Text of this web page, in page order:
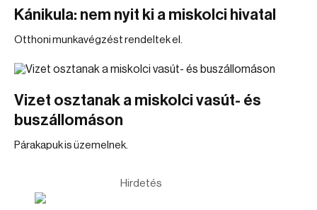
Kánikula: nem nyit ki a miskolci hivatal
Otthoni munkavégzést rendeltek el.
Vizet osztanak a miskolci vasút- és
buszállomáson
Párakapuk is üzemelnek.
Hirdetés